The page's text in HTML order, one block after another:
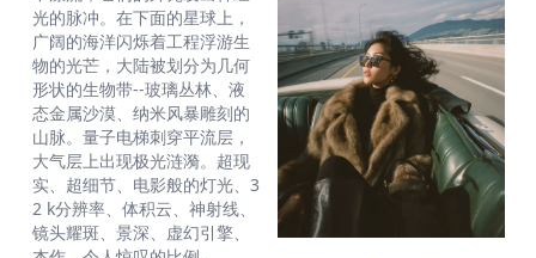
光的脉冲。在下面的星球上，
广阔的海洋闪烁着工程浮游生
物的光芒，大陆被划分为几何
形状的生物带--玻璃丛林、液
态金属沙漠、纳米风暴雕刻的
山脉。量子电梯刺穿平流层，
大气层上出现极光涟漪。超现
实、超细节、电影般的灯光、3
2 k分辨率、体积云、神射线、
镜头耀斑、景深、虚幻引擎、